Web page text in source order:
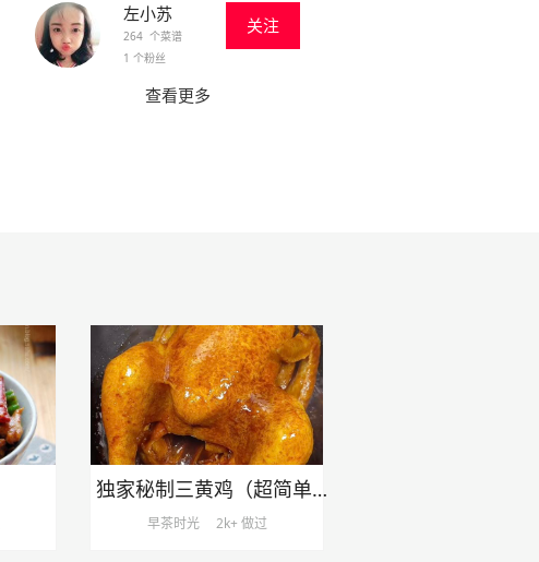
左小苏
264 个菜谱
1 个粉丝
关注
查看更多
独家秘制三黄鸡（超简单但美味）
早茶时光 2k+ 做过